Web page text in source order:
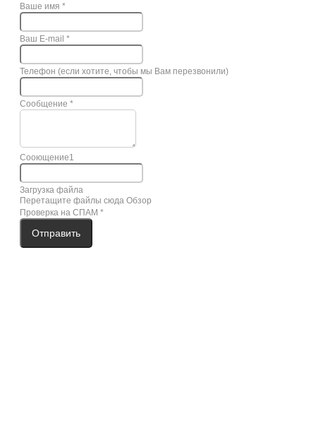
Ваше имя *
Ваш E-mail *
Телефон (если хотите, чтобы мы Вам перезвонили)
Сообщение *
Сооющение1
Загрузка файла
Перетащите файлы сюда Обзор
Проверка на СПАМ *
Отправить